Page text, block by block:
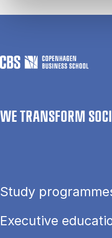
WE TRANSFORM
Study
Executive